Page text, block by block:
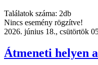
Találatok száma: 2db
Nincs esemény rögzítve!
2026. június 18., csütörtök
Átmeneti helyen